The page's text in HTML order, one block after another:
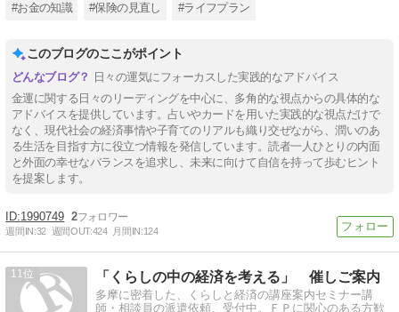
#お金の知識 #保険の見直し #ライフプラン
このブログのここがポイント
日々の運気にフォーカスした実践的なアドバイス
金運に関する日々のリーディングを中心に、多角的な視点からの具体的な
アドバイスを提供しています。占いやカードを用いた実践的な視点だけで
なく、現代社会の経済事情や子育てのリアルも織り交ぜながら、潤いのあ
る生活を目指す方に役立つ情報を発信しています。読者一人ひとりの内面
と外面の幸せなバランスを追求し、未来に向けて自信を持って歩むヒント
を提案します。
1990749 2
週間IN:32 週間OUT:424 月間IN:124
11 「くらしの中の経済を考える」 催しご案内
多摩に密着した、くらしと経済の講座案内セミナー講
師・相談員の派遣依頼、受付中。ＦＰに関心のある方歓